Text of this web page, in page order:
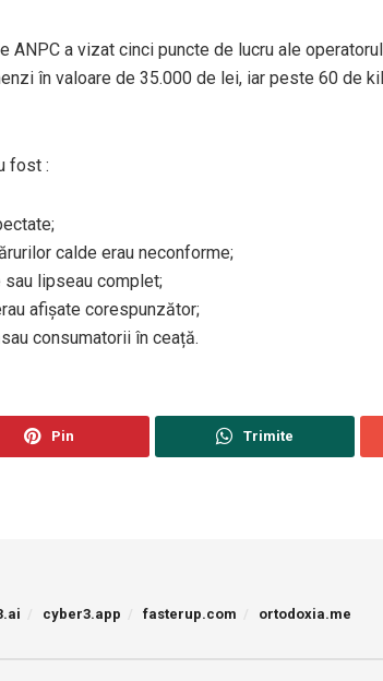
a vizat cinci puncte de lucru ale
în valoare de 35.000 de lei, iar peste 60 de
fost :
calde erau neconforme;
lipseau complet;
afișate corespunzător;
consumatorii în ceață.
Pin Trimite
cyber3.app fasterup.com ortodoxia.me